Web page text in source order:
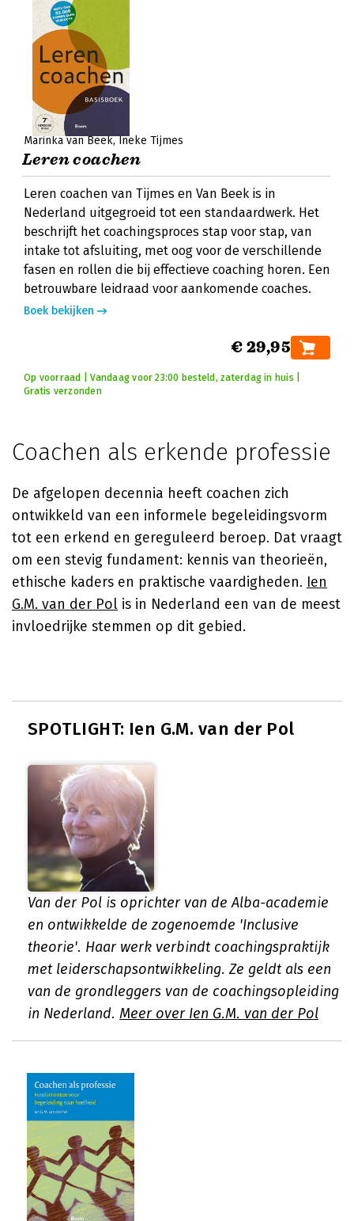
Marinka van Beek Ineke Tijmes
Leren coachen
Leren coachen van Tijmes en Van Beek is in
Nederland uitgegroeid tot een standaardwerk. Het
beschrijft het coachingsproces stap voor stap, van
intake tot afsluiting, met oog voor de verschillende
fasen en rollen die bij effectieve coaching horen. Een
betrouwbare leidraad voor aankomende coaches.
Boek bekijken
€ 29,95
Op voorraad | Vandaag voor 23:00 besteld, zaterdag in huis |
Gratis verzonden
Coachen als erkende professie
De afgelopen decennia heeft coachen zich
ontwikkeld van een informele begeleidingsvorm
tot een erkend en gereguleerd beroep. Dat vraagt
om een stevig fundament: kennis van theorieën,
ethische kaders en praktische vaardigheden. Ien
G.M. van der Pol is in Nederland een van de meest
invloedrijke stemmen op dit gebied.
SPOTLIGHT: Ien G.M. van der Pol
Van der Pol is oprichter van de Alba-academie
en ontwikkelde de zogenoemde 'Inclusive
theorie'. Haar werk verbindt coachingspraktijk
met leiderschapsontwikkeling. Ze geldt als een
van de grondleggers van de coachingsopleiding
in Nederland. Meer over Ien G.M. van der Pol